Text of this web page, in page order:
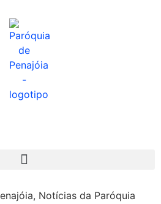
, Notícias da Paróquia